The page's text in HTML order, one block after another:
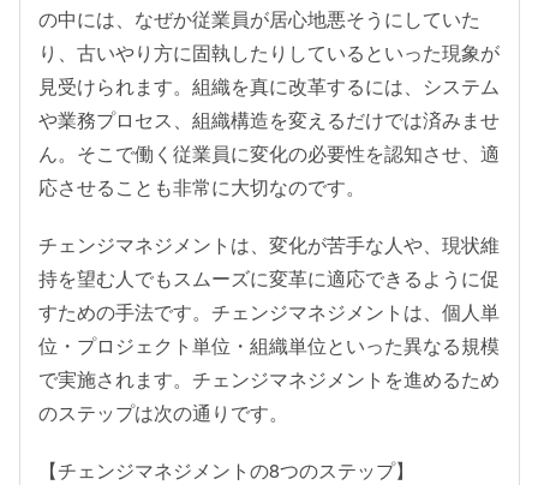
の中には、なぜか従業員が居心地悪そうにしていた
り、古いやり方に固執したりしているといった現象が
見受けられます。組織を真に改革するには、システム
や業務プロセス、組織構造を変えるだけでは済みませ
ん。そこで働く従業員に変化の必要性を認知させ、適
応させることも非常に大切なのです。
チェンジマネジメントは、変化が苦手な人や、現状維
持を望む人でもスムーズに変革に適応できるように促
すための手法です。チェンジマネジメントは、個人単
位・プロジェクト単位・組織単位といった異なる規模
で実施されます。チェンジマネジメントを進めるため
のステップは次の通りです。
【チェンジマネジメントの8つのステップ】